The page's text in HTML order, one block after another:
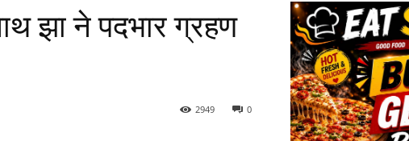
झा ने पदभार ग्रहण
0
2949